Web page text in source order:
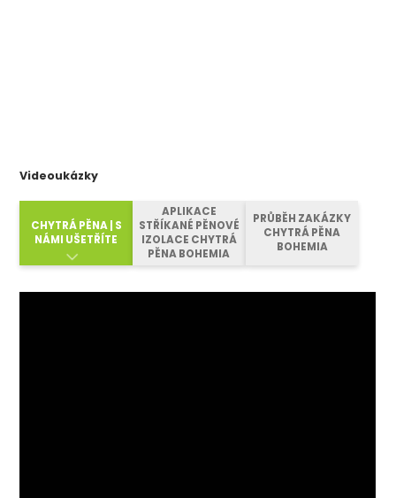
Videoukázky
CHYTRÁ PĚNA | S
NÁMI UŠETŘÍTE
APLIKACE
STŘÍKANÉ PĚNOVÉ
IZOLACE CHYTRÁ
PĚNA BOHEMIA
PRŮBĚH ZAKÁZKY
CHYTRÁ PĚNA
BOHEMIA